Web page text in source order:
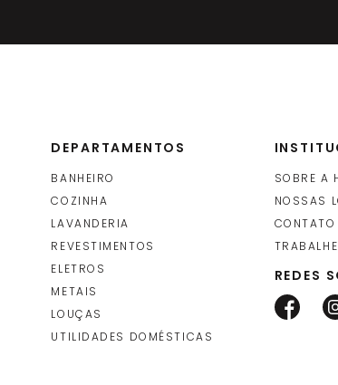
Papeleira com
DEPARTAMENTOS
BANHEIRO
COZINHA
LAVANDERIA
REVESTIMENTOS
ELETROS
METAIS
LOUÇAS
UTILIDADES DOMÉSTICAS
SOBRE A
NOSSAS
CONTATO
REDES